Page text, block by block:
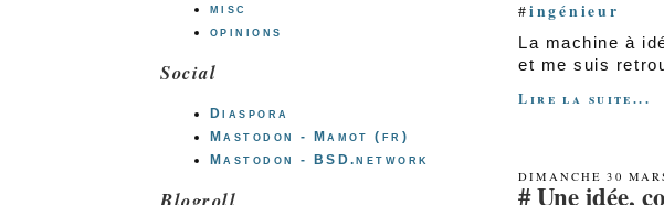
#ingénieur
La machine à
et me suis
Lire la suite...
DIMANCHE 30
Une idée,
misc
opinions
Social
Diaspora
Mastodon - Mamot (fr)
Mastodon - BSD.network
Blogroll